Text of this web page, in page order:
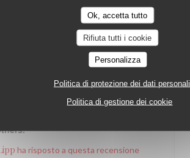
Ok, accetta tutto
Rifiuta tutti i cookie
Personalizza
Politica di protezione dei dati personali
Politica di gestione dei cookie
exist, and when my friend asked
he had to ‘’ educate’’ my friend by
a fish knife, you seem like you’ve
with a sarcastic laughter ‘’. I
nicety probably is not
service. But this is purely
Will never visit nor recommend
ha risposto a questa recensione